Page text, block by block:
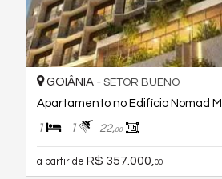
GOIÂNIA - SETOR BUENO
Apartamento no Edifício Nomad
1 1 22,00
a partir de R$ 357.000,00